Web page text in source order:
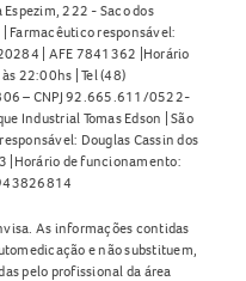
222 - Saco dos
Farmacêutico responsável:
| AFE 7841362 |Horário
22:00hs | Tel (48)
– CNPJ 92.665.611/0522-
Industrial Tomas Edson | São
Douglas Cassin dos
|Horário de funcionamento:
As informações contidas
e não substituem,
pelo profissional da área